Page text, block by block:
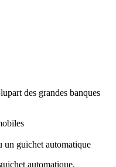
des grandes banques
un guichet automatique
automatique,